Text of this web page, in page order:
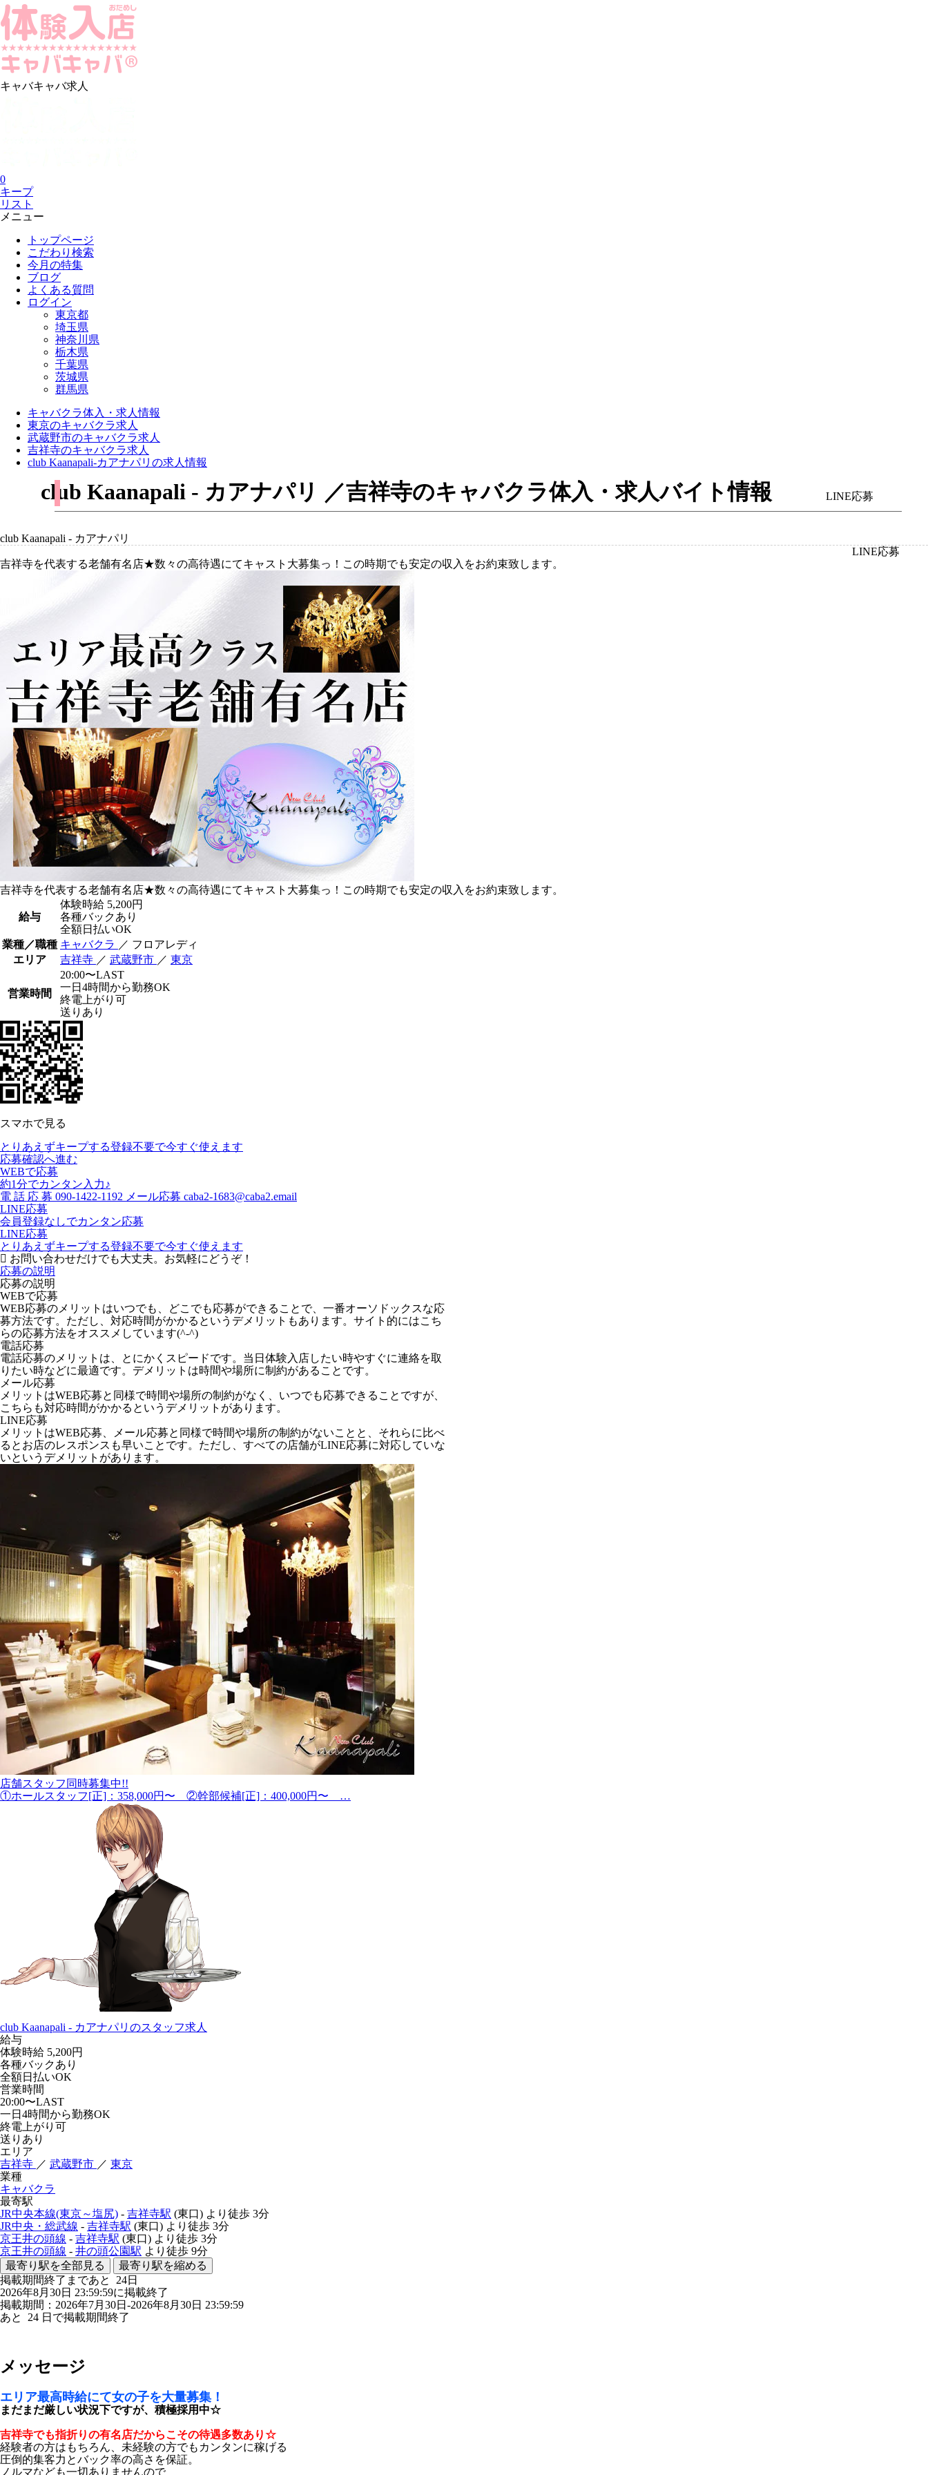
キャバキャバ求人
0
キープ
リスト
メニュー
トップページ
こだわり検索
今月の特集
ブログ
よくある質問
ログイン
東京都
埼玉県
神奈川県
栃木県
千葉県
茨城県
群馬県
キャバクラ体入・求人情報
東京のキャバクラ求人
武蔵野市のキャバクラ求人
吉祥寺のキャバクラ求人
club Kaanapali-カアナパリの求人情報
club Kaanapali - カアナパリ ／吉祥寺のキャバクラ体入・求人バイト情報 LINE応募
club Kaanapali - カアナパリ
LINE応募
吉祥寺を代表する老舗有名店★数々の高待遇にてキャスト大募集っ！この時期でも安定の収入をお約束致します。
吉祥寺を代表する老舗有名店★数々の高待遇にてキャスト大募集っ！この時期でも安定の収入をお約束致します。
給与
体験時給 5,200円
各種バックあり
全額日払いOK
業種／職種 キャバクラ ／ フロアレディ
エリア
吉祥寺 ／ 武蔵野市 ／ 東京
営業時間
20:00〜LAST
一日4時間から勤務OK
終電上がり可
送りあり
スマホで見る
とりあえずキープする登録不要で今すぐ使えます
応募確認へ進む
WEBで応募
約1分でカンタン入力♪
電 話 応 募 090-1422-1192 メール応募 caba2-1683@caba2.email
LINE応募
会員登録なしでカンタン応募
LINE応募
とりあえずキープする登録不要で今すぐ使えます
お問い合わせだけでも大丈夫。お気軽にどうぞ！
応募の説明
応募の説明
WEBで応募
WEB応募のメリットはいつでも、どこでも応募ができることで、一番オーソドックスな応
募方法です。ただし、対応時間がかかるというデメリットもあります。サイト的にはこち
らの応募方法をオススメしています(^-^)
電話応募
電話応募のメリットは、とにかくスピードです。当日体験入店したい時やすぐに連絡を取
りたい時などに最適です。デメリットは時間や場所に制約があることです。
メール応募
メリットはWEB応募と同様で時間や場所の制約がなく、いつでも応募できることですが、
こちらも対応時間がかかるというデメリットがあります。
LINE応募
メリットはWEB応募、メール応募と同様で時間や場所の制約がないことと、それらに比べ
るとお店のレスポンスも早いことです。ただし、すべての店舗がLINE応募に対応していな
いというデメリットがあります。
店舗スタッフ同時募集中!!
①ホールスタッフ[正]：358,000円〜 ②幹部候補[正]：400,000円〜 …
club Kaanapali - カアナパリのスタッフ求人
給与
体験時給 5,200円
各種バックあり
全額日払いOK
営業時間
20:00〜LAST
一日4時間から勤務OK
終電上がり可
送りあり
エリア
吉祥寺 ／ 武蔵野市 ／ 東京
業種
キャバクラ
最寄駅
JR中央本線(東京～塩尻) - 吉祥寺駅 (東口) より徒歩 3分
JR中央・総武線 - 吉祥寺駅 (東口) より徒歩 3分
京王井の頭線 - 吉祥寺駅 (東口) より徒歩 3分
京王井の頭線 - 井の頭公園駅 より徒歩 9分
最寄り駅を全部見る
最寄り駅を縮める
掲載期間終了まであと 24日
2026年8月30日 23:59:59に掲載終了
掲載期間：2026年7月30日-2026年8月30日 23:59:59
あと 24 日で掲載期間終了
メッセージ
エリア最高時給にて女の子を大量募集！
まだまだ厳しい状況下ですが、積極採用中☆
吉祥寺でも指折りの有名店だからこその待遇多数あり☆
経験者の方はもちろん、未経験の方でもカンタンに稼げる
圧倒的集客力とバック率の高さを保証。
ノルマなども一切ありませんので